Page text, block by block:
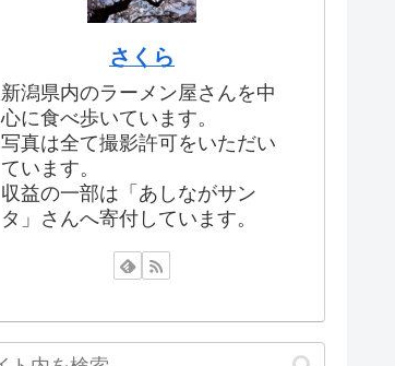
さくら
新潟県内のラーメン屋さんを中
心に食べ歩いています。
写真は全て撮影許可をいただい
ています。
収益の一部は「あしながサン
タ」さんへ寄付しています。